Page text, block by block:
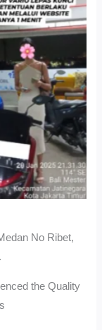
Jatinegara
P6ASewa
Sunggal No
Kilat, Siap
Pakai.
No Ribet,
the Quality